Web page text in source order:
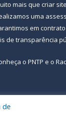
mais que criar site
uma
em
de transparência
o PNTP e o
de